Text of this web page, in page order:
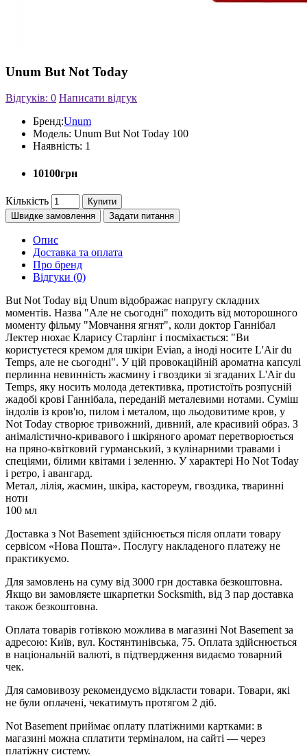
Unum But Not Today
Відгуків: 0 Написати відгук
Бренд:Unum
Модель: Unum But Not Today 100
Наявність: 1
10100грн
Кількість
Купити
Швидке замовлення
Задати питання
Опис
Доставка та оплата
Про бренд
Відгуки (0)
But Not Today від Unum відображає напругу складних
моментів. Назва "Але не сьогодні" походить від моторошного
моменту фільму "Мовчання ягнят", коли доктор Ганнібал
Лектер нюхає Кларису Старлінг і посміхається: "Ви
користуєтеся кремом для шкіри Evian, а іноді носите L'Air du
Temps, але не сьогодні". У цій провокаційній ароматна капсулі
перлинна невинність жасмину і гвоздики зі згаданих L'Air du
Temps, яку носить молода детективка, протистоїть розпусній
жадобі крові Ганнібала, переданій металевими нотами. Суміш
індолів із кров'ю, пилом і металом, що льодовитиме кров, у
Not Today створює тривожний, дивний, але красивий образ. З
анімалістично-кривавого і шкіряного аромат перетворюється
на пряно-квітковий гурманський, з кулінарними травами і
спеціями, білими квітами і зеленню. У характері Но Not Today
і ретро, і авангард.
Метал, лілія, жасмин, шкіра, кастореум, гвоздика, тваринні
ноти
100 мл
Доставка з Not Basement здійснюється після оплати товару
сервісом «Нова Пошта». Послугу накладеного платежу не
практикуємо.
Для замовлень на суму від 3000 грн доставка безкоштовна.
Якщо ви замовляєте шкарпетки Socksmith, від 3 пар доставка
також безкоштовна.
Оплата товарів готівкою можлива в магазині Not Basement за
адресою: Київ, вул. Костянтинівська, 75. Оплата здійснюється
в національній валюті, в підтвердження видаємо товарний
чек.
Для самовивозу рекомендуємо відкласти товари. Товари, які
не були оплачені, чекатимуть протягом 2 діб.
Not Basement приймає оплату платіжними картками: в
магазині можна сплатити терміналом, на сайті — через
платіжну систему.